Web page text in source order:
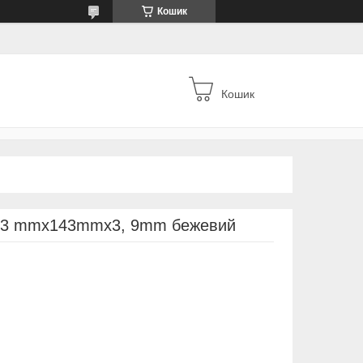
Кошик
Кошик
mmx143mmx3, 9mm бежевий